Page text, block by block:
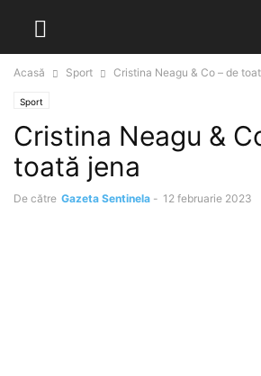
Acasă Sport Cristina Neagu & Co – de
Sport
Cristina Neagu &
toată jena
De către Gazeta Sentinela - 12 februarie 2023